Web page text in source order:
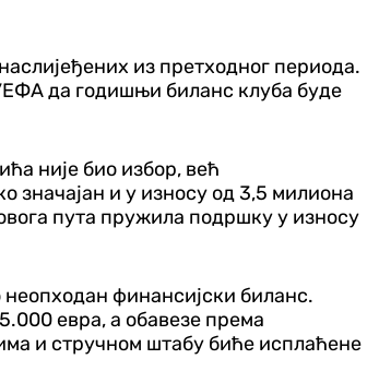
из претходног периода.
да годишњи биланс клуба буде
није био избор, већ
значајан и у износу од 3,5 милиона
пута пружила подршку у износу
неопходан финансијски биланс.
евра, а обавезе према
и стручном штабу биће исплаћене